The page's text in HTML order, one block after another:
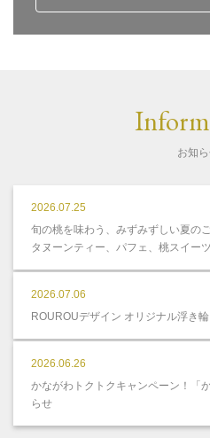
お知
2026.07.25
旬の桃を味わう、みずみずしい夏の
タヌーンティー、パフェ、桃スイー
2026.07.06
ROUROUデザイン オリジナル浮き
2026.06.26
かながわトクトクキャンペーン！「
らせ